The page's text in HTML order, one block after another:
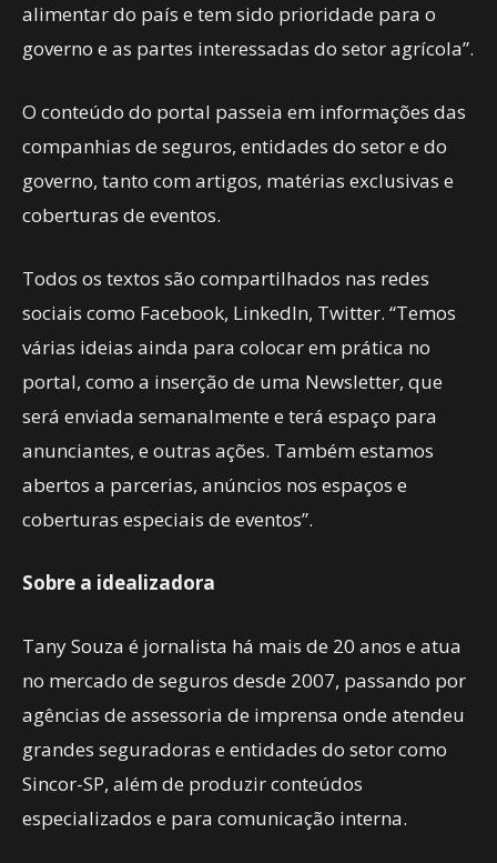
alimentar do país e tem sido prioridade para o
governo e as partes interessadas do setor agrícola”.
O conteúdo do portal passeia em informações das
companhias de seguros, entidades do setor e do
governo, tanto com artigos, matérias exclusivas e
coberturas de eventos.
Todos os textos são compartilhados nas redes
sociais como Facebook, LinkedIn, Twitter. “Temos
várias ideias ainda para colocar em prática no
portal, como a inserção de uma Newsletter, que
será enviada semanalmente e terá espaço para
anunciantes, e outras ações. Também estamos
abertos a parcerias, anúncios nos espaços e
coberturas especiais de eventos”.
Sobre a idealizadora
Tany Souza é jornalista há mais de 20 anos e atua
no mercado de seguros desde 2007, passando por
agências de assessoria de imprensa onde atendeu
grandes seguradoras e entidades do setor como
Sincor-SP, além de produzir conteúdos
especializados e para comunicação interna.